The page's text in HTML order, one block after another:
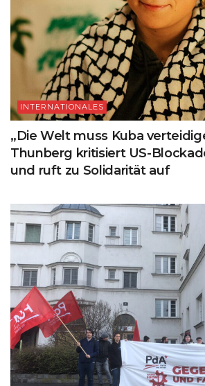
INTERNATIONALES
„Die Welt muss Kuba
Thunberg kritisiert US-
und ruft zu Solidarität auf